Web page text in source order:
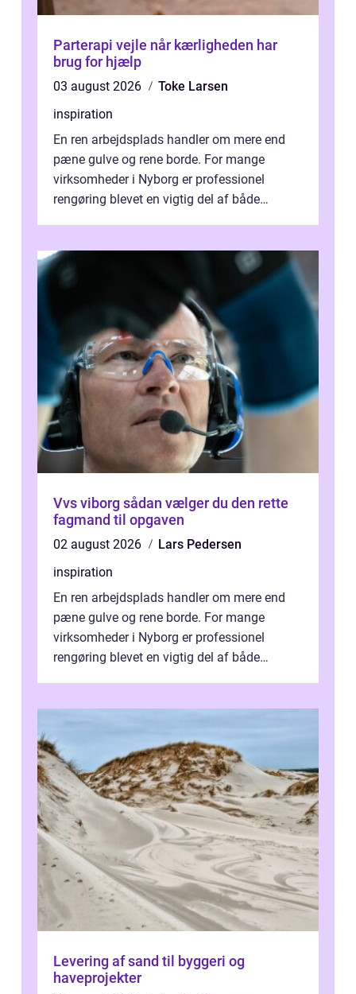
Parterapi vejle når kærligheden har
brug for hjælp
03 august 2026
Toke Larsen
inspiration
En ren arbejdsplads handler om mere end
pæne gulve og rene borde. For mange
virksomheder i Nyborg er professionel
rengøring blevet en vigtig del af både
Vvs viborg sådan vælger du den rette
fagmand til opgaven
02 august 2026
Lars Pedersen
inspiration
En ren arbejdsplads handler om mere end
pæne gulve og rene borde. For mange
virksomheder i Nyborg er professionel
rengøring blevet en vigtig del af både
Levering af sand til byggeri og
haveprojekter